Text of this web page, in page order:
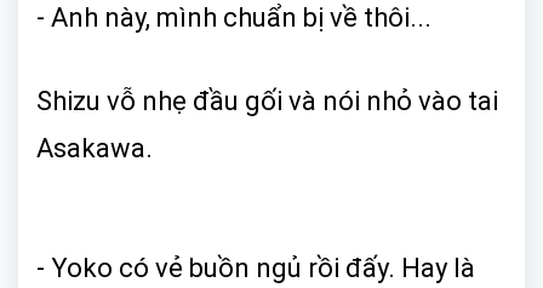
- Anh này, mình chuẩn bị về thôi...
Shizu vỗ nhẹ đầu gối và nói nhỏ vào tai
Asakawa.
- Yoko có vẻ buồn ngủ rồi đấy. Hay là